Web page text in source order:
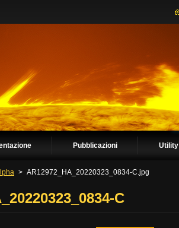
Pubblicazioni Utility
> AR12972_HA_20220323_0834-C.jpg
C